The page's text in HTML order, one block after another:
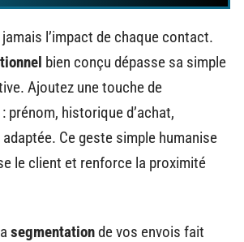
l’impact de chaque contact.
bien conçu dépasse sa simple
Ajoutez une touche de
: prénom, historique d’achat,
Ce geste simple humanise
le client et renforce la proximité
segmentationde vos envois fait